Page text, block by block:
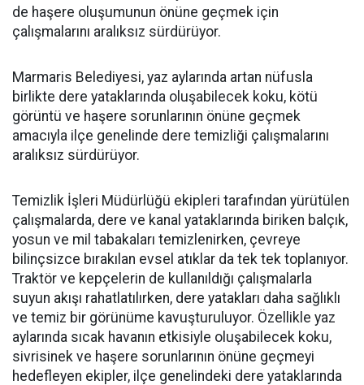
de haşere oluşumunun önüne geçmek için
çalışmalarını aralıksız sürdürüyor.
Marmaris Belediyesi, yaz aylarında artan nüfusla
birlikte dere yataklarında oluşabilecek koku, kötü
görüntü ve haşere sorunlarının önüne geçmek
amacıyla ilçe genelinde dere temizliği çalışmalarını
aralıksız sürdürüyor.
Temizlik İşleri Müdürlüğü ekipleri tarafından yürütülen
çalışmalarda, dere ve kanal yataklarında biriken balçık,
yosun ve mil tabakaları temizlenirken, çevreye
bilinçsizce bırakılan evsel atıklar da tek tek toplanıyor.
Traktör ve kepçelerin de kullanıldığı çalışmalarla
suyun akışı rahatlatılırken, dere yatakları daha sağlıklı
ve temiz bir görünüme kavuşturuluyor. Özellikle yaz
aylarında sıcak havanın etkisiyle oluşabilecek koku,
sivrisinek ve haşere sorunlarının önüne geçmeyi
hedefleyen ekipler, ilçe genelindeki dere yataklarında